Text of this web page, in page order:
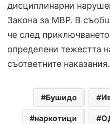
дисциплинарни
Закона за МВР. В
че след
определени тежестта
съответните наказания.
Бушидо
наркотици